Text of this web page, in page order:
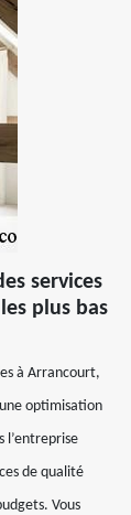
services
plus bas
à Arrancourt,
optimisation
l’entreprise
de qualité
Vous